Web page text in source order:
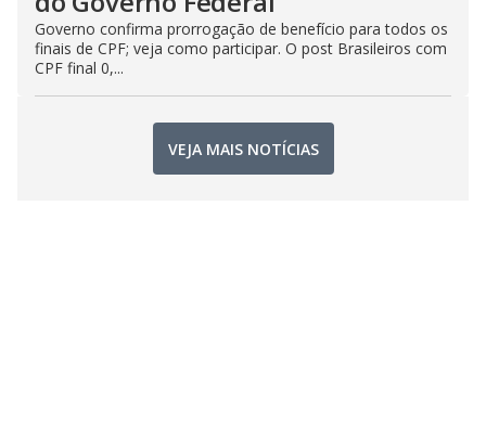
Governo confirma prorrogação de benefício para todos os
finais de CPF; veja como participar. O post Brasileiros com
CPF final 0,...
VEJA MAIS NOTÍCIAS